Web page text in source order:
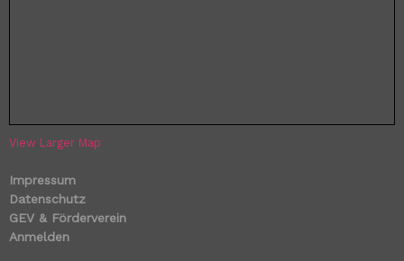
View Larger Map
Impressum
Datenschutz
GEV & Förderverein
Anmelden